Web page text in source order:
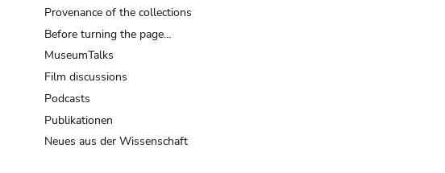
Provenance of the collections
Before turning the page…
MuseumTalks
Film discussions
Podcasts
Publikationen
Neues aus der Wissenschaft